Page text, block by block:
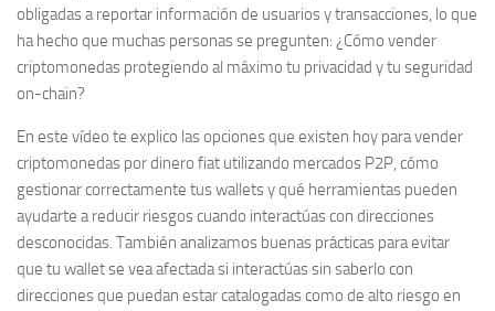
obligadas a reportar información de usuarios y transacciones, lo que
ha hecho que muchas personas se pregunten: ¿Cómo vender
criptomonedas protegiendo al máximo tu privacidad y tu seguridad
on-chain?
En este vídeo te explico las opciones que existen hoy para vender
criptomonedas por dinero fiat utilizando mercados P2P, cómo
gestionar correctamente tus wallets y qué herramientas pueden
ayudarte a reducir riesgos cuando interactúas con direcciones
desconocidas. También analizamos buenas prácticas para evitar
que tu wallet se vea afectada si interactúas sin saberlo con
direcciones que puedan estar catalogadas como de alto riesgo en